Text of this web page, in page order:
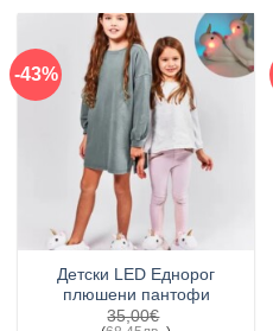
19,99€(39,10лв.).
-43%
Детски LED Еднорог
плюшени пантофи
35,00€